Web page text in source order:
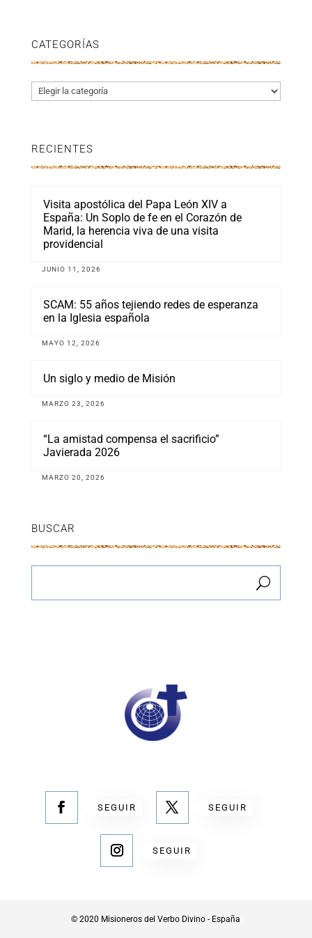
CATEGORÍAS
Categorías
RECIENTES
Visita apostólica del Papa León XIV a
España: Un Soplo de fe en el Corazón de
Marid, la herencia viva de una visita
providencial
JUNIO 11, 2026
SCAM: 55 años tejiendo redes de esperanza
en la Iglesia española
MAYO 12, 2026
Un siglo y medio de Misión
MARZO 23, 2026
“La amistad compensa el sacrificio”
Javierada 2026
MARZO 20, 2026
BUSCAR
SEGUIR SEGUIR
SEGUIR
© 2020 Misioneros del Verbo Divino - España